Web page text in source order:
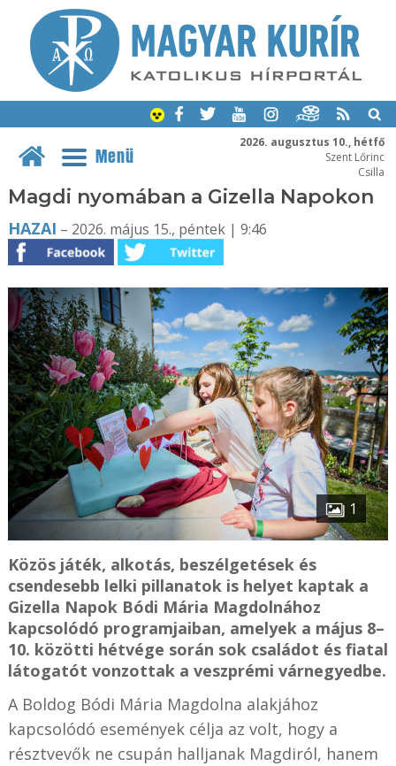
2026. augusztus 10., hétfő
Szent Lőrinc
Csilla
Menü
Magdi nyomában a Gizella Napokon
HAZAI – 2026. május 15., péntek | 9:46
1
Közös játék, alkotás, beszélgetések és
csendesebb lelki pillanatok is helyet kaptak a
Gizella Napok Bódi Mária Magdolnához
kapcsolódó programjaiban, amelyek a május 8–
10. közötti hétvége során sok családot és fiatal
látogatót vonzottak a veszprémi várnegyedbe.
A Boldog Bódi Mária Magdolna alakjához
kapcsolódó események célja az volt, hogy a
résztvevők ne csupán halljanak Magdiról, hanem